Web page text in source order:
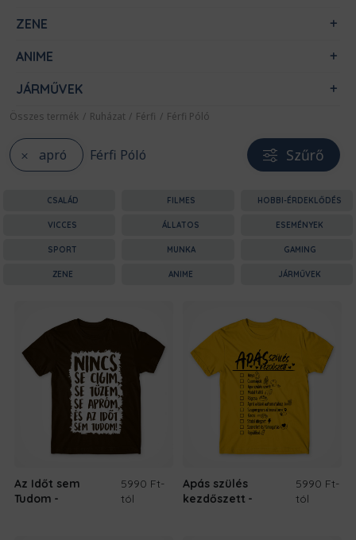
ZENE
ANIME
JÁRMŰVEK
Összes termék / Ruházat / Férfi / Férfi Póló
apró Férfi Póló Szűrő
CSALÁD FILMES HOBBI-ÉRDEKLŐDÉS
VICCES ÁLLATOS ESEMÉNYEK
SPORT MUNKA GAMING
ZENE ANIME JÁRMŰVEK
Az Időt sem
Tudom
5990 Ft-
tól
Apás szülés
kezdőszett
5990 Ft-
tól